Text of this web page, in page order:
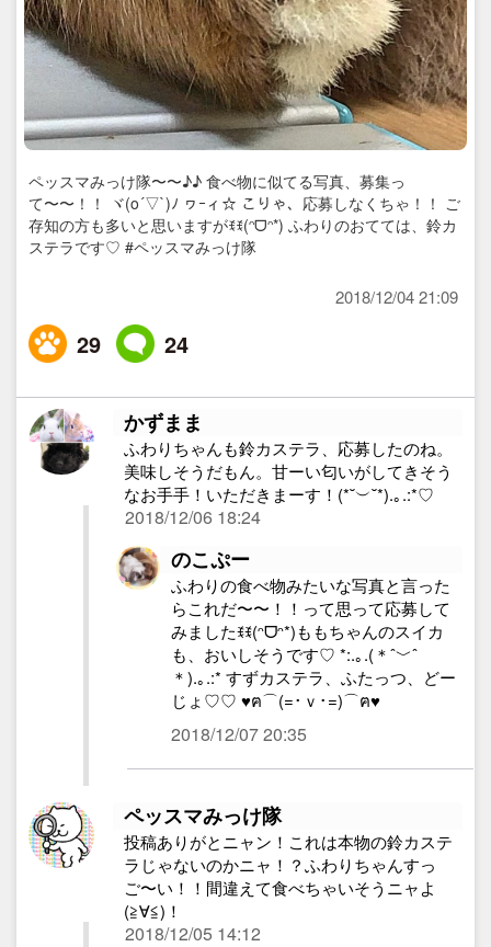
ペッスマみっけ隊〜〜♪♪ 食べ物に似てる写真、募集っ
て〜〜！！ ヾ(o´▽`)ﾉ ヮｰィ☆ こりゃ、応募しなくちゃ！！ ご
存知の方も多いと思いますがꉂꉂ(ᵔᗜᵔ*) ふわりのおてては、鈴カ
ステラです♡ #ペッスマみっけ隊
2018/12/04 21:09
29 24
かずまま
ふわりちゃんも鈴カステラ、応募したのね。
美味しそうだもん。甘ーい匂いがしてきそう
なお手手！いただきまーす！(*˘︶˘*).｡.:*♡
2018/12/06 18:24
のこぷー
ふわりの食べ物みたいな写真と言った
らこれだ〜〜！！って思って応募して
みましたꉂꉂ(ᵔᗜᵔ*)ももちゃんのスイカ
も、おいしそうです♡ *:.｡.(＊ˆ﹀ˆ
＊).｡.:* すずカステラ、ふたっつ、どー
じょ♡♡ ♥ฅ⌒(=･ｖ･=)⌒ฅ♥
2018/12/07 20:35
ペッスマみっけ隊
投稿ありがとニャン！これは本物の鈴カステ
ラじゃないのかニャ！？ふわりちゃんすっ
ご〜い！！間違えて食べちゃいそうニャよ
(≧∀≦)！
2018/12/05 14:12